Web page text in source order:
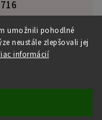
umožnili pohodlné
neustále zlepšovali jej
informácií